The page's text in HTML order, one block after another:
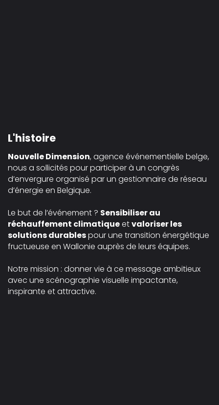
L'histoire
Nouvelle Dimension, agence événementielle belge,
nous a sollicités pour participer à un congrès
d’envergure organisé par un gestionnaire de réseau
d’énergie en Belgique.
Le but de l’événement ? Sensibiliser au
réchauffement climatiqueetvaloriser les
solutions durablespour une transition énergétique
fructueuse en Wallonie auprès de leurs équipes.
Notre mission : donner vie à ce message ambitieux
avec une scénographie visuelle impactante,
inspirante et attractive.